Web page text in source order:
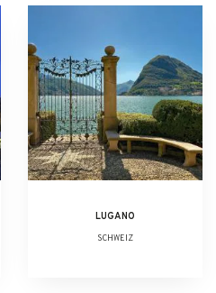
LUGANO
SCHWEIZ